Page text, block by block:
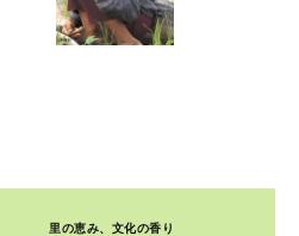
里の恵み、文化の香り